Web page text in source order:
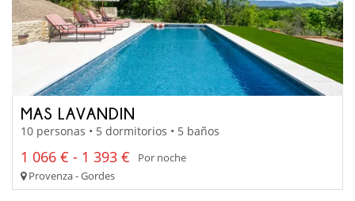
MAS LAVANDIN
10 personas • 5 dormitorios • 5 baños
1 066 € - 1 393 €
Por noche
Provenza - Gordes